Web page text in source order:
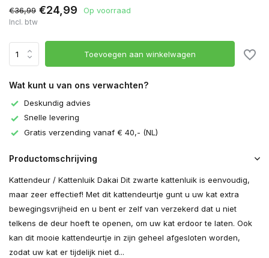
€36,99 €24,99 Op voorraad
Incl. btw
Toevoegen aan winkelwagen
Wat kunt u van ons verwachten?
Deskundig advies
Snelle levering
Gratis verzending vanaf € 40,- (NL)
Productomschrijving
Kattendeur / Kattenluik Dakai Dit zwarte kattenluik is eenvoudig,
maar zeer effectief! Met dit kattendeurtje gunt u uw kat extra
bewegingsvrijheid en u bent er zelf van verzekerd dat u niet
telkens de deur hoeft te openen, om uw kat erdoor te laten. Ook
kan dit mooie kattendeurtje in zijn geheel afgesloten worden,
zodat uw kat er tijdelijk niet d...